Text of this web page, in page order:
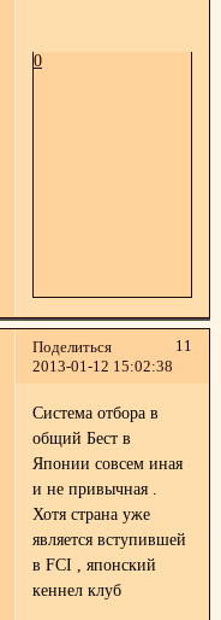
0
Поделиться
11
2013-01-12 15:02:38
Система отбора в
общий Бест в
Японии совсем иная
и не привычная .
Хотя страна уже
является вступившей
в FCI , японский
кеннел клуб